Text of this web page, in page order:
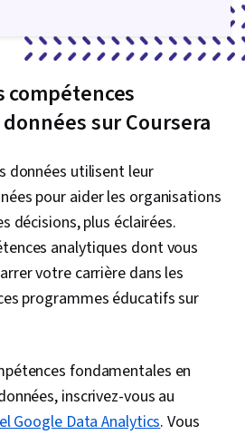
compétences
sur Coursera
données utilisent leur
pour aider les organisations
décisions, plus éclairées.
analytiques dont vous
votre carrière dans les
programmes éducatifs sur
fondamentales en
inscrivez-vous au
Google Data Analytics. Vous